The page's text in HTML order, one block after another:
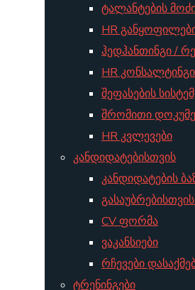
ტალანტების
HR
ჰედჰანთინგი /
HR კონსალტინგი
შეფასების
შრომითი
HR კვლევები
კანდიდატებისთვის
კანდიდატების
CV ფორმა
ვაკანსიები
რჩევები
ტრენინგები